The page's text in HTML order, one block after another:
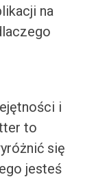
na
i
to
się
jesteś